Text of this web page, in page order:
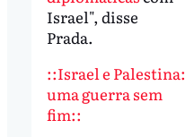
Israel", disse
Prada.
::Israel e Palestina:
uma guerra sem
fim::